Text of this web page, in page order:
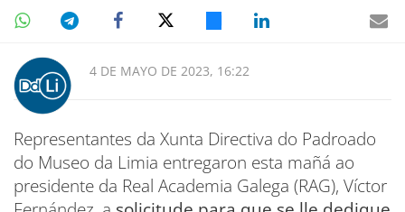
4 DE MAYO DE 2023, 16:22
Representantes da Xunta Directiva do Padroado
do Museo da Limia entregaron esta mañá ao
presidente da Real Academia Galega (RAG), Víctor